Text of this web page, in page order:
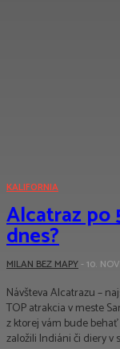
KALIFORNIA
Alcatraz po
dnes?
MILAN BEZ MAPY- 10.
Návšteva Alcatrazu –
TOP atrakcia v meste
z ktorej vám bude
založili Indiáni či diery v